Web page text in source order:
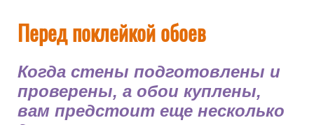
Перед поклейкой обоев
Когда стены подготовлены и
проверены, а обои куплены,
вам предстоит еще несколько